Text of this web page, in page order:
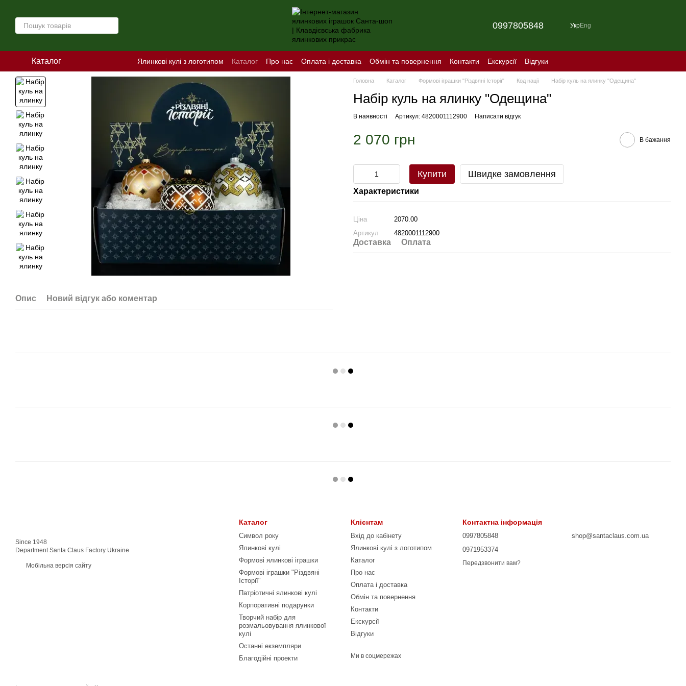
0997805848 УкрEng
Каталог Ялинкові кулі з логотипом Каталог Про нас Оплата і доставка Обмін та повернення Контакти Екскурсії Відгуки
Опис Новий відгук або коментар
Головна Каталог Формові іграшки "Різдвяні Історії" Код нації Набір куль на ялинку "Одещина"
Набір куль на ялинку "Одещина"
В наявності Артикул: 4820001112900 Написати відгук
2 070 грн В бажання
Купити Швидке замовлення
Характеристики
Ціна
2070.00
Артикул
4820001112900
Доставка Оплата
Since 1948
Department Santa Claus Factory Ukraine
Мобільна версія сайту
Каталог
Символ року
Ялинкові кулі
Формові ялинкові іграшки
Формові іграшки "Різдвяні
Історії"
Патріотичні ялинкові кулі
Корпоративні подарунки
Творчий набір для
розмальовування ялинкової
кулі
Останні екземпляри
Благодійні проекти
Клієнтам
Вхід до кабінету
Ялинкові кулі з логотипом
Каталог
Про нас
Оплата і доставка
Обмін та повернення
Контакти
Екскурсії
Відгуки
Ми в соцмережах
Контактна інформація
0997805848
0971953374
Передзвонити вам?
shop@santaclaus.com.ua